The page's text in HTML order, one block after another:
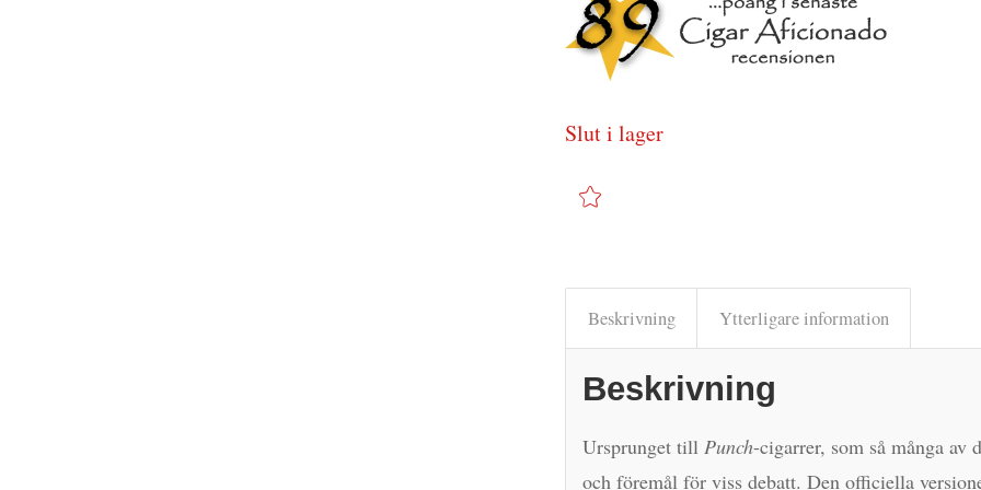
Slut i lager
Beskrivning Ytterligare information
Beskrivning
Ursprunget tillPunch-cigarrer, som så många
och föremål för viss debatt. Den officiella